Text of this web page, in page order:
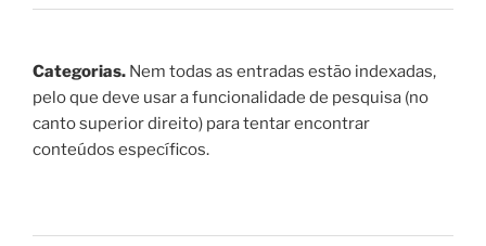
Categorias. Nem todas as entradas estão indexadas,
pelo que deve usar a funcionalidade de pesquisa (no
canto superior direito) para tentar encontrar
conteúdos específicos.